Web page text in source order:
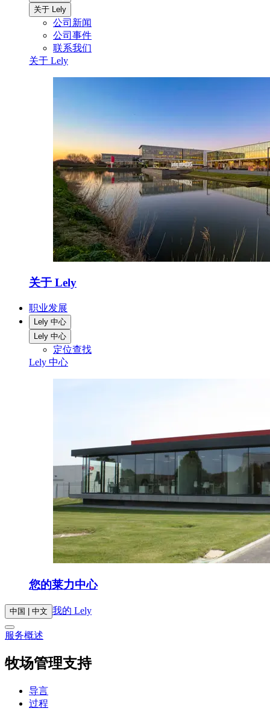
关于 Lely
公司新闻
公司事件
联系我们
关于 Lely
关于 Lely
职业发展
Lely 中心
Lely 中心
定位查找
Lely 中心
您的莱力中心
中国 | 中文 我的 Lely
服务概述
牧场管理支持
导言
过程